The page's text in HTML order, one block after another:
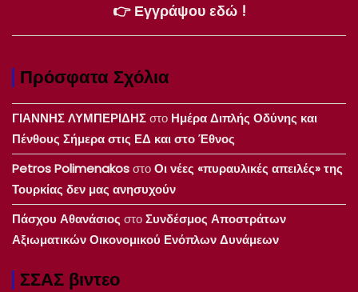
👉 Εγγράψου εδώ !
Πρόσφατα Σχόλια
ΓΙΑΝΝΗΣ ΛΥΜΠΕΡΙΔΗΣστο Ημέρα Διπλής Οδύνης και
Πένθους Σήμερα στις ΕΔ και στο Έθνος
Petros PolimenakosστοΟι νέες «πυραυλικές απειλές» της
Τουρκίας δεν μας ανησυχούν
Πάσχου ΑθανάσιοςστοΣυνδέσμος Αποστράτων
Αξιωματικών Οικονομικού Ενόπλων Δυνάμεων
ΣΣΑΣ βιντεο